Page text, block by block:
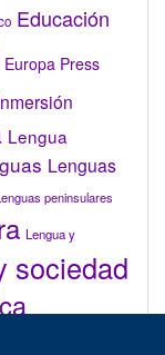
Educación
Europa Press
Lengua
Lenguas
peninsulares
Lengua y
sociedad